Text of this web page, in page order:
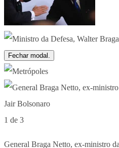
Fechar modal.
1 de 3
General Braga Netto, ex-ministro